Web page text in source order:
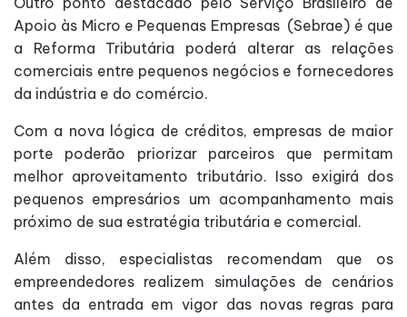
Apoio às Micro e Pequenas Empresas (Sebrae) é que
a Reforma Tributária poderá alterar as relações
comerciais entre pequenos negócios e fornecedores
da indústria e do comércio.
Com a nova lógica de créditos, empresas de maior
porte poderão priorizar parceiros que permitam
melhor aproveitamento tributário. Isso exigirá dos
pequenos empresários um acompanhamento mais
próximo de sua estratégia tributária e comercial.
Além disso, especialistas recomendam que os
empreendedores realizem simulações de cenários
antes da entrada em vigor das novas regras para